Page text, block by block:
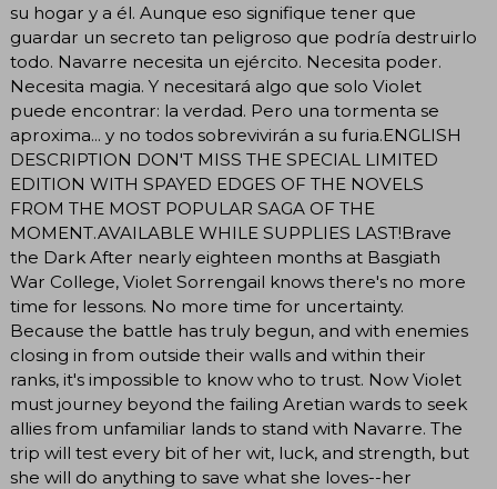
su hogar y a él. Aunque eso signifique tener que
guardar un secreto tan peligroso que podría destruirlo
todo. Navarre necesita un ejército. Necesita poder.
Necesita magia. Y necesitará algo que solo Violet
puede encontrar: la verdad. Pero una tormenta se
aproxima... y no todos sobrevivirán a su furia.ENGLISH
DESCRIPTION DON'T MISS THE SPECIAL LIMITED
EDITION WITH SPAYED EDGES OF THE NOVELS
FROM THE MOST POPULAR SAGA OF THE
MOMENT.AVAILABLE WHILE SUPPLIES LAST!Brave
the Dark After nearly eighteen months at Basgiath
War College, Violet Sorrengail knows there's no more
time for lessons. No more time for uncertainty.
Because the battle has truly begun, and with enemies
closing in from outside their walls and within their
ranks, it's impossible to know who to trust. Now Violet
must journey beyond the failing Aretian wards to seek
allies from unfamiliar lands to stand with Navarre. The
trip will test every bit of her wit, luck, and strength, but
she will do anything to save what she loves--her